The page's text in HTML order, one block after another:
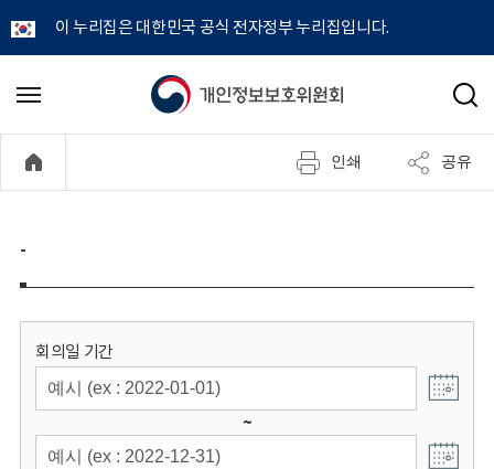
이 누리집은 대한민국 공식 전자정부 누리집입니다.
개
정
보
위
원
메
기
검
인쇄 공유
-
회의일 기간
~